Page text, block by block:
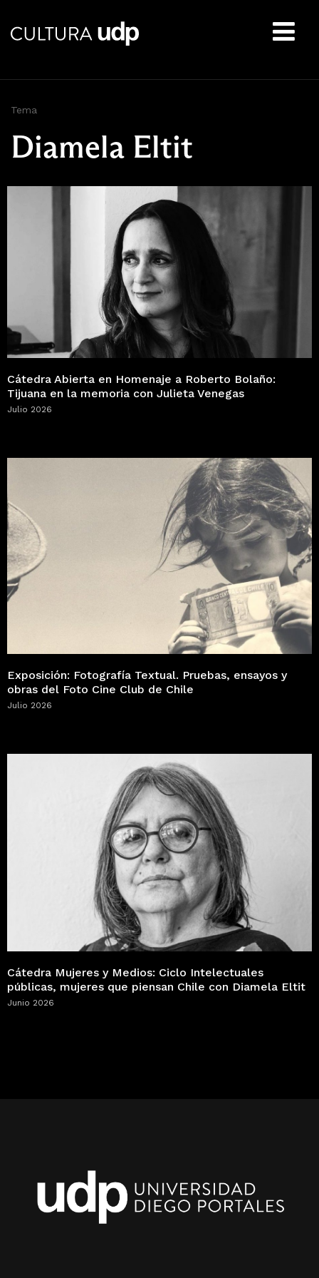
Tema
Diamela Eltit
Cátedra Abierta en Homenaje a Roberto Bolaño:
Tijuana en la memoria con Julieta Venegas
Julio 2026
Exposición: Fotografía Textual. Pruebas, ensayos y
obras del Foto Cine Club de Chile
Julio 2026
Cátedra Mujeres y Medios: Ciclo Intelectuales
públicas, mujeres que piensan Chile con Diamela Eltit
Junio 2026